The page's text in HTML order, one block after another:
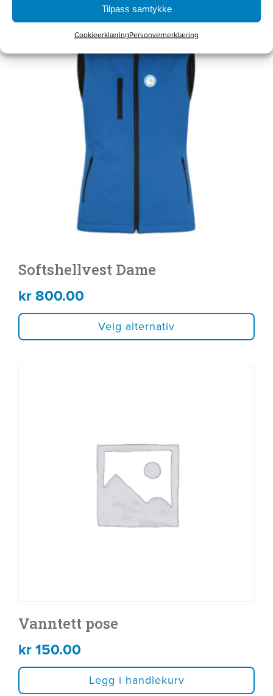
Tilpass samtykke
CookieerklæringPersonvernerklæring
Softshellvest Dame
kr800.00
Velg alternativ
Dette
har
Alternativene
produktsiden
Vanntett pose
kr150.00
Legg i handlekurv